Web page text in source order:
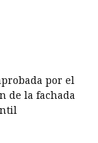
por el
de la fachada